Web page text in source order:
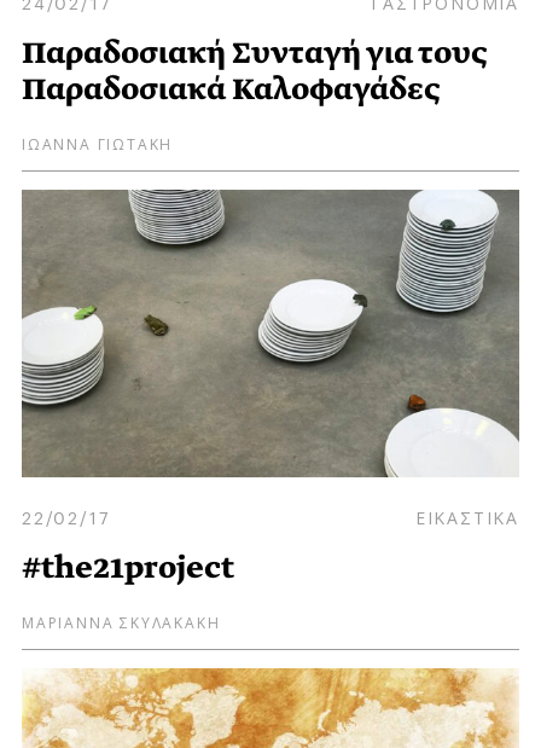
Παραδοσιακή Συνταγή για τους
Παραδοσιακά Καλοφαγάδες
ΙΩΑΝΝΑ ΓΙΩΤΑΚΗ
22/02/17 ΕΙΚΑΣΤΙΚΑ
#the21project
ΜΑΡΙΑΝΝΑ ΣΚΥΛΑΚΑΚΗ